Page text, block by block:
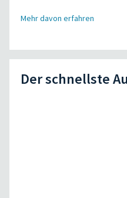
Mehr davon erfahren
Der schnellste